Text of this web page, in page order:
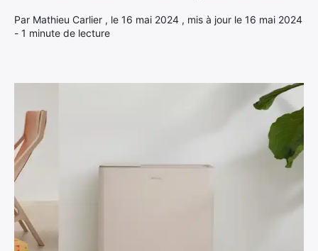
Par Mathieu Carlier , le 16 mai 2024 , mis à jour le 16 mai 2024
- 1 minute de lecture